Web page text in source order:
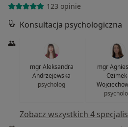
123 opinie
Konsultacja psychologiczna
mgr Aleksandra
Andrzejewska
psycholog
mgr
Zobacz wszystkich 4